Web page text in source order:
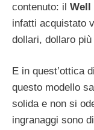
contenuto: il Well
infatti acquistato
dollari, dollaro
E in quest’ottica
questo modello
solida e non si
ingranaggi sono